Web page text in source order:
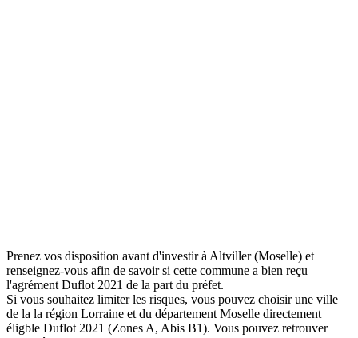
Prenez vos disposition avant d'investir à Altviller (Moselle) et
renseignez-vous afin de savoir si cette commune a bien reçu
l'agrément Duflot 2021 de la part du préfet.
Si vous souhaitez limiter les risques, vous pouvez choisir une ville
de la la région Lorraine et du département Moselle directement
éligble Duflot 2021 (Zones A, Abis B1). Vous pouvez retrouver